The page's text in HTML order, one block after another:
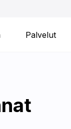
Palvelut